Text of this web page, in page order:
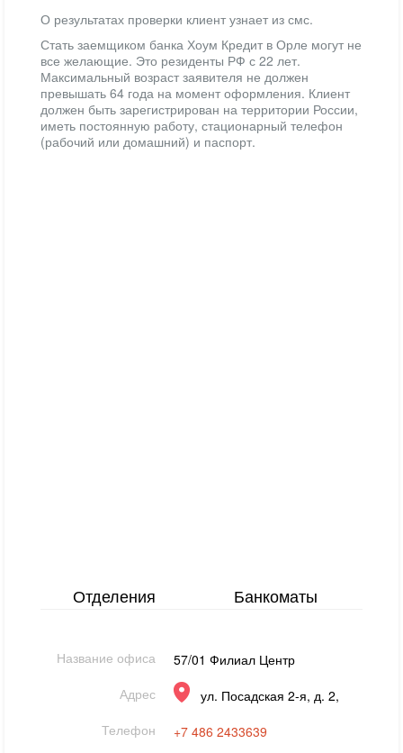
О результатах проверки клиент узнает из смс.
Стать заемщиком банка Хоум Кредит в Орле могут не
все желающие. Это резиденты РФ с 22 лет.
Максимальный возраст заявителя не должен
превышать 64 года на момент оформления. Клиент
должен быть зарегистрирован на территории России,
иметь постоянную работу, стационарный телефон
(рабочий или домашний) и паспорт.
Отделения Банкоматы
Название офиса
57/01 Филиал Центр
Адрес
ул. Посадская 2-я, д. 2,
Телефон
+7 486 2433639